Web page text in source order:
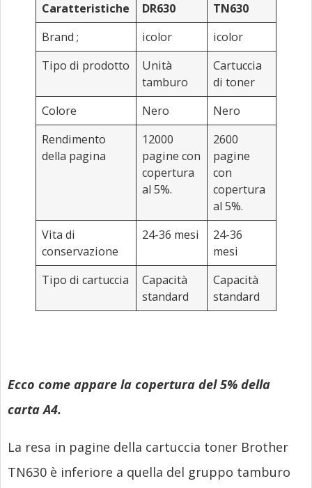
Caratteristiche DR630
TN630
Brand; icolor
icolor
Tipo di prodotto
Unità
tamburo
Cartuccia
di toner
Colore
Nero
Nero
Rendimento
della pagina
12000
pagine con
copertura
al 5%.
2600
pagine
con
copertura
al 5%.
Vita di
conservazione
24-36 mesi
24-36
mesi
Tipo di cartuccia
Capacità
standard
Capacità
standard
Ecco come appare la copertura del 5% della
carta A4.
La resa in pagine della cartuccia toner Brother
TN630 è inferiore a quella del gruppo tamburo